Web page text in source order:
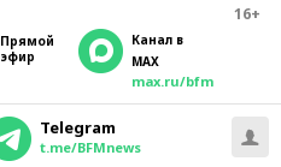
16+
прямой
эфир
Канал в
MAX
max.ru/bfm
Telegram
t.me/BFMnews